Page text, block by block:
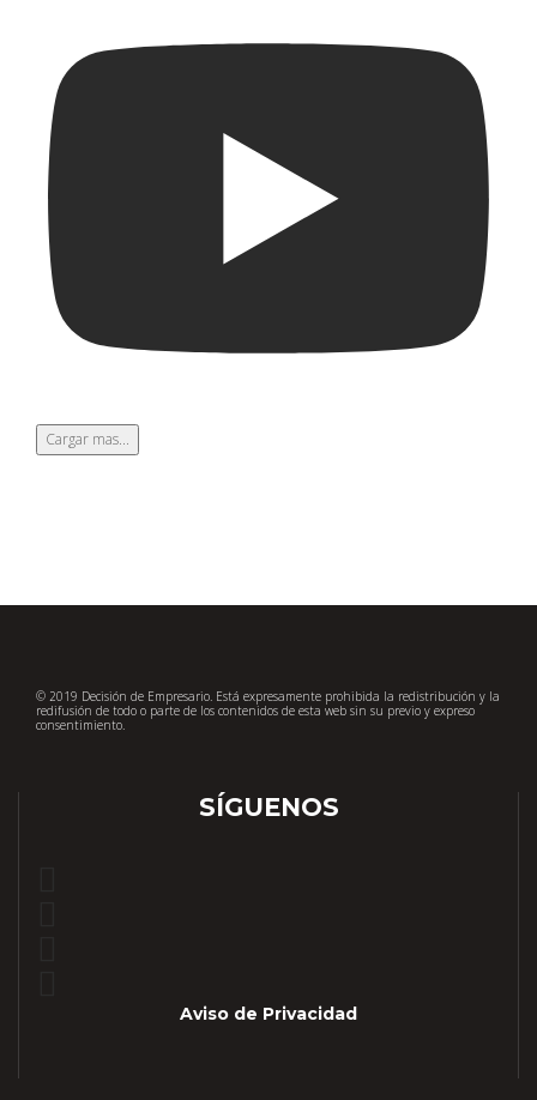
Cargar mas...
© 2019 Decisión de Empresario. Está expresamente prohibida la redistribución y la
redifusión de todo o parte de los contenidos de esta web sin su previo y expreso
consentimiento.
SÍGUENOS
Aviso de Privacidad